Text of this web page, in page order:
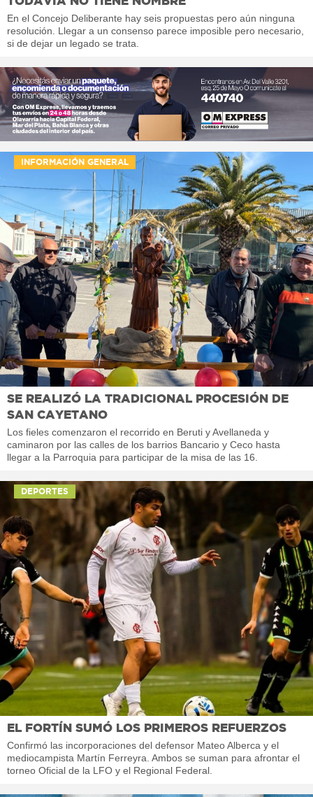
En el Concejo Deliberante hay seis propuestas pero aún ninguna
resolución. Llegar a un consenso parece imposible pero necesario,
si de dejar un legado se trata.
INFORMACIÓN GENERAL
SE REALIZÓ LA TRADICIONAL PROCESIÓN DE
SAN CAYETANO
Los fieles comenzaron el recorrido en Beruti y Avellaneda y
caminaron por las calles de los barrios Bancario y Ceco hasta
llegar a la Parroquia para participar de la misa de las 16.
DEPORTES
EL FORTÍN SUMÓ LOS PRIMEROS REFUERZOS
Confirmó las incorporaciones del defensor Mateo Alberca y el
mediocampista Martín Ferreyra. Ambos se suman para afrontar el
torneo Oficial de la LFO y el Regional Federal.